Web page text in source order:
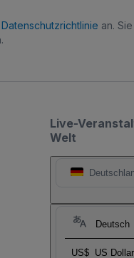
Datenschutzrichtlinie an.
Live-
Welt
Deutsch
US$ US Dollar